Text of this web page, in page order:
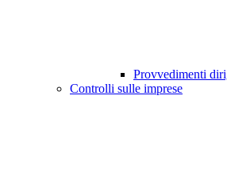
Provvedimenti
Controlli sulle imprese